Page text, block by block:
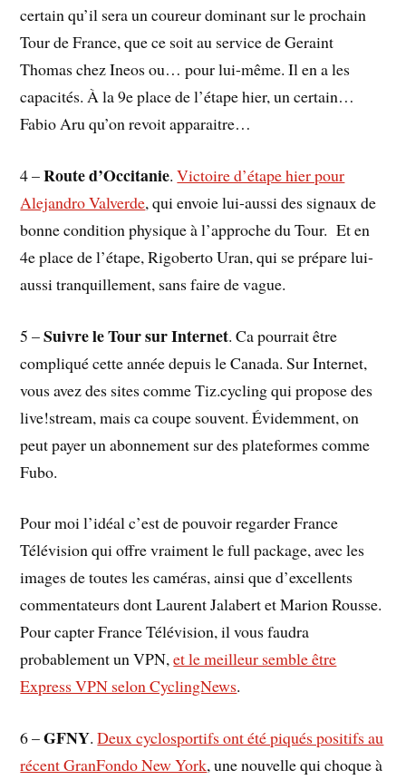
certain qu’il sera un coureur dominant sur le prochain
Tour de France, que ce soit au service de Geraint
Thomas chez Ineos ou… pour lui-même. Il en a les
capacités. À la 9e place de l’étape hier, un certain…
Fabio Aru qu’on revoit apparaitre…
4 –Route d’Occitanie.Victoire d’étape hier pour
Alejandro Valverde, qui envoie lui-aussi des signaux de
bonne condition physique à l’approche du Tour. Et en
4e place de l’étape, Rigoberto Uran, qui se prépare lui-
aussi tranquillement, sans faire de vague.
5 –Suivre le Tour sur Internet. Ca pourrait être
compliqué cette année depuis le Canada. Sur Internet,
vous avez des sites comme Tiz.cycling qui propose des
live!stream, mais ca coupe souvent. Évidemment, on
peut payer un abonnement sur des plateformes comme
Fubo.
Pour moi l’idéal c’est de pouvoir regarder France
Télévision qui offre vraiment le full package, avec les
images de toutes les caméras, ainsi que d’excellents
commentateurs dont Laurent Jalabert et Marion Rousse.
Pour capter France Télévision, il vous faudra
probablement un VPN,et le meilleur semble être
Express VPN selon CyclingNews.
6 –GFNY.Deux cyclosportifs ont été piqués positifs au
récent GranFondo New York, une nouvelle qui choque à